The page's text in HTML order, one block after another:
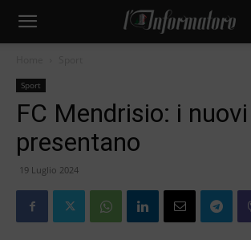
Sport
FC Mendrisio: i
presentano
19 Luglio 2024